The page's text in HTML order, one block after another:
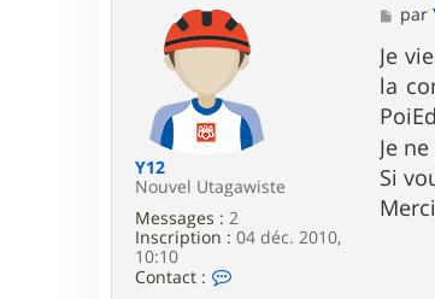
Y12
Nouvel Utagawiste
Messages : 2
Inscription : 04 déc. 2010,
10:10
Contact :
M
e
s
s
a
g
e
par
Je
la
Je
Si
Merci